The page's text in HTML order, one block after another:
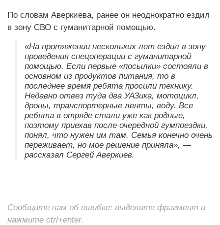
По словам Аверкиева, ранее он неоднократно ездил
в зону СВО с гуманитарной помощью.
«На протяжении нескольких лет ездил в зону
проведения спецоперации с гуманитарной
помощью. Если первые «посылки» состояли в
основном из продуктов питания, то в
последнее время ребята просили технику.
Недавно отвез туда два УАЗика, мотоцикл,
дроны, транспортерные ленты, воду. Все
ребята в отряде стали уже как родные,
поэтому приехав после очередной гумпоездки,
понял, что нужен им там. Семья конечно очень
переживает, но мое решение приняла», —
рассказал Сергей Аверкиев.
Сообщите нам об ошибке: выделите фрагмент и
нажмите ctrl+enter.